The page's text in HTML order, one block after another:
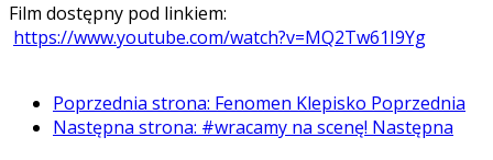
Film dostępny pod linkiem:
https://www.youtube.com/watch?v=MQ2Tw61I9Yg
Poprzednia strona: Fenomen Klepisko Poprzednia
Następna strona: #wracamy na scenę! Następna